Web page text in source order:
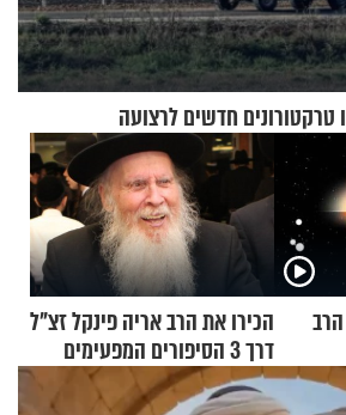
טרקטורונים חדשים לרצועה
הכירו את הרב אריה פינקל זצ"ל
דרך 3 הסיפורים המפעימים
האלה